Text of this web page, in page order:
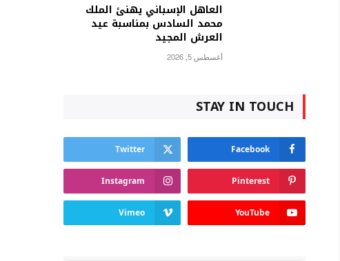
العاهل الإسباني يهنئ الملك
محمد السادس بمناسبة عيد
العرش المجيد
أغسطس 5, 2026
STAY IN TOUCH
Facebook
Twitter
Pinterest
Instagram
YouTube
Vimeo